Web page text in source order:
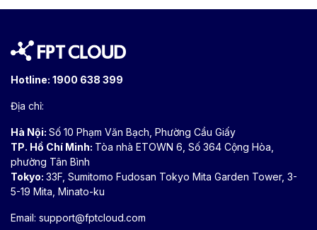
Hotline: 1900 638 399
Địa chỉ:
Hà Nội: Số 10 Phạm Văn Bạch, Phường Cầu Giấy
TP. Hồ Chí Minh: Tòa nhà ETOWN 6, Số 364 Cộng Hòa,
phường Tân Bình
Tokyo: 33F, Sumitomo Fudosan Tokyo Mita Garden Tower, 3-
5-19 Mita, Minato-ku
Email: support@fptcloud.com